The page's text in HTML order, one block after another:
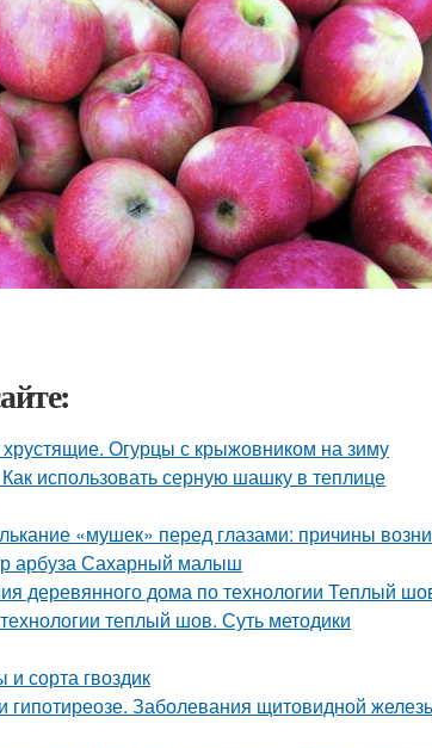
Огурцы с крыжовником на зиму
использовать серную шашку в теплице
«мушек» перед глазами: причины
арбуза Сахарный малыш
деревянного дома по технологии Теплый
теплый шов. Суть методики
сорта гвоздик
гипотиреозе. Заболевания щитовидной